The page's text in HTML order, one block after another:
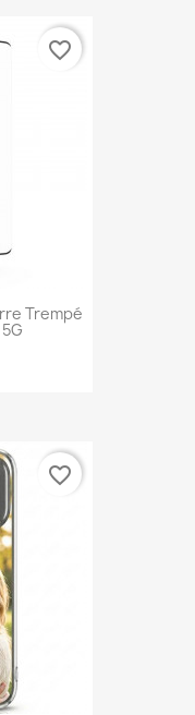
Trempé
favorite_border
favorite_border